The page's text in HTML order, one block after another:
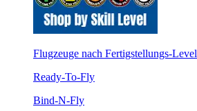
Flugzeuge nach Fertigstellungs-Level
Ready-To-Fly
Bind-N-Fly